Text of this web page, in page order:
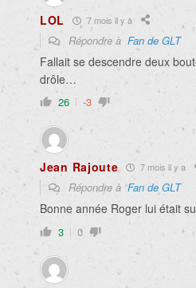
LOL 7 mois il y a
Répondre à Fan de GLT
Fallait se descendre deux
drôle…
26 -3
Jean Rajoute 7 mois il y a
Répondre àFan de GLT
Bonne année Roger lui était
3 0